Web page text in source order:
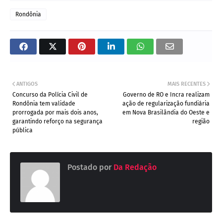
Rondônia
MAIS RECENTES
Governo de RO e Incra realizam
ação de regularização fundiária
em Nova Brasilândia do Oeste e
região
ANTIGOS
Concurso da Polícia Civil de
Rondônia tem validade
prorrogada por mais dois anos,
garantindo reforço na segurança
pública
Postado por Da Redação